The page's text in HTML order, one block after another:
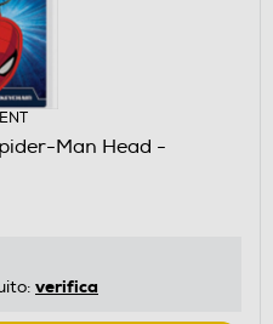
Man Head -
verifica